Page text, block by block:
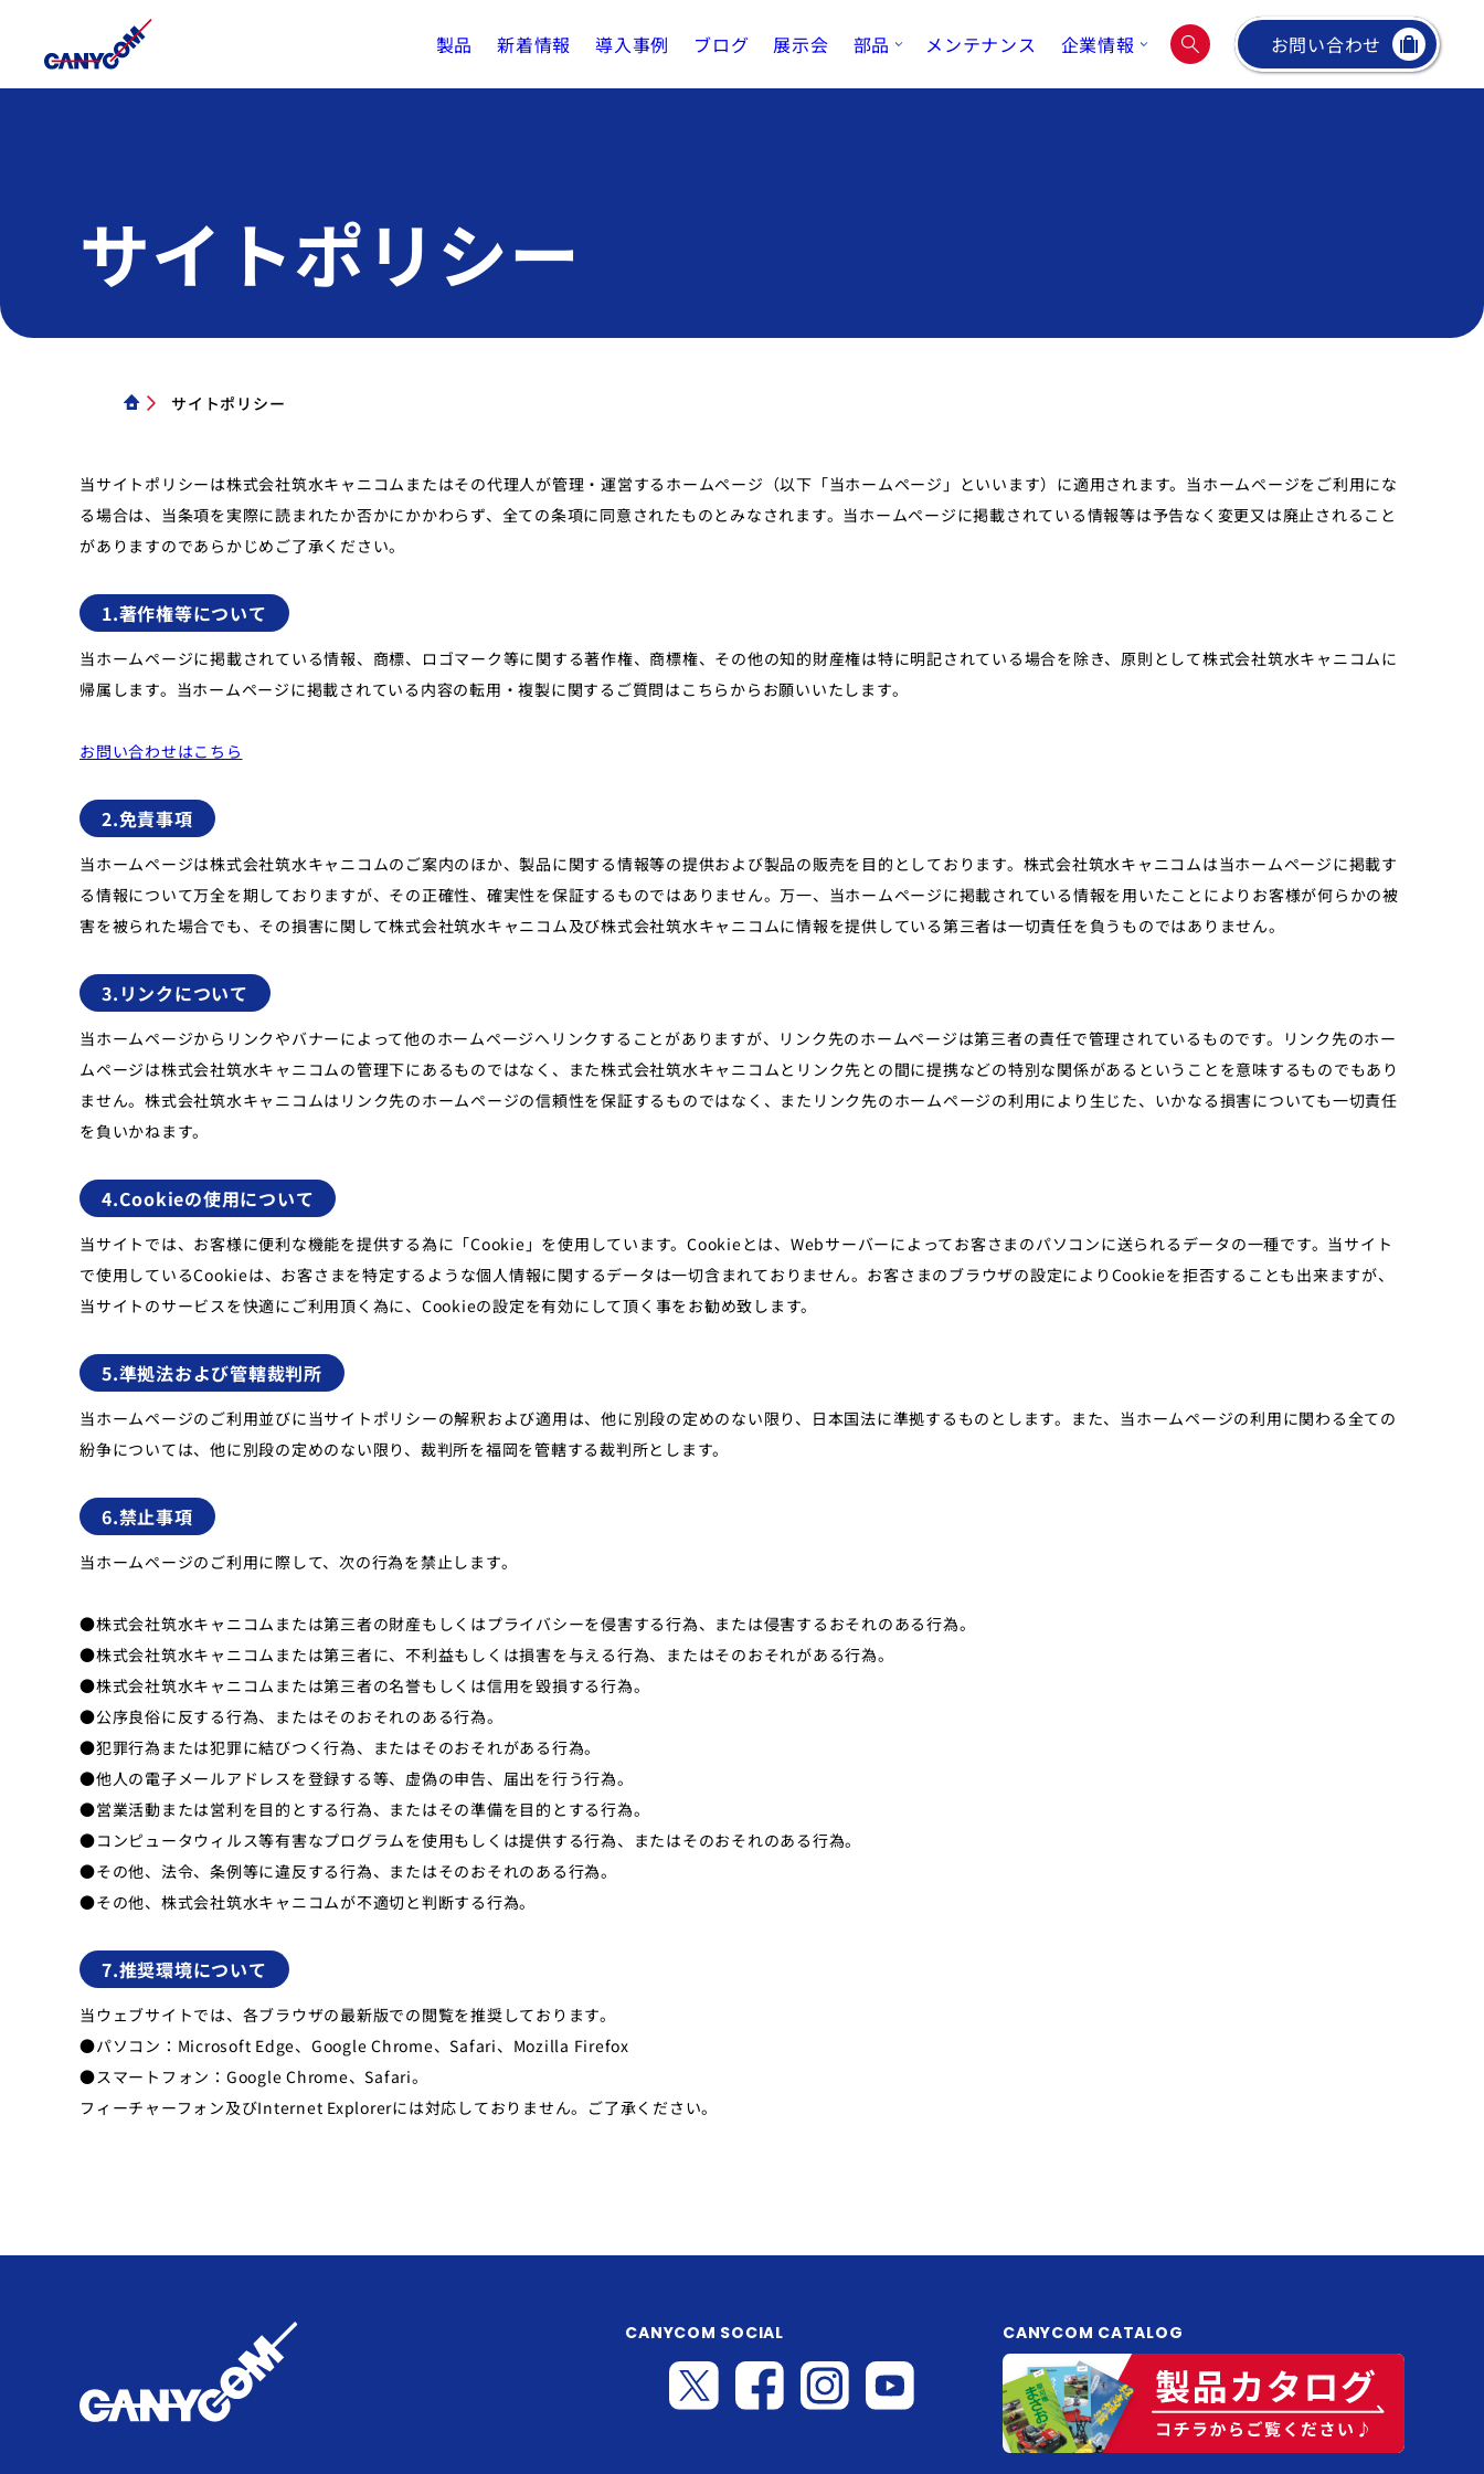
製品 新着情報 導入事例 ブログ 展示会 部品 メンテナンス 企業情報 お問い合わせ
サイトポリシー
サイトポリシー
当サイトポリシーは株式会社筑水キャニコムまたはその代理人が管理・運営するホームページ（以下「当ホームページ」といいます）に適用されます。当ホームページをご利用にな
る場合は、当条項を実際に読まれたか否かにかかわらず、全ての条項に同意されたものとみなされます。当ホームページに掲載されている情報等は予告なく変更又は廃止されること
がありますのであらかじめご了承ください。
1.著作権等について
当ホームページに掲載されている情報、商標、ロゴマーク等に関する著作権、商標権、その他の知的財産権は特に明記されている場合を除き、原則として株式会社筑水キャニコムに
帰属します。当ホームページに掲載されている内容の転用・複製に関するご質問はこちらからお願いいたします。
お問い合わせはこちら
2.免責事項
当ホームページは株式会社筑水キャニコムのご案内のほか、製品に関する情報等の提供および製品の販売を目的としております。株式会社筑水キャニコムは当ホームページに掲載す
る情報について万全を期しておりますが、その正確性、確実性を保証するものではありません。万一、当ホームページに掲載されている情報を用いたことによりお客様が何らかの被
害を被られた場合でも、その損害に関して株式会社筑水キャニコム及び株式会社筑水キャニコムに情報を提供している第三者は一切責任を負うものではありません。
3.リンクについて
当ホームページからリンクやバナーによって他のホームページへリンクすることがありますが、リンク先のホームページは第三者の責任で管理されているものです。リンク先のホー
ムページは株式会社筑水キャニコムの管理下にあるものではなく、また株式会社筑水キャニコムとリンク先との間に提携などの特別な関係があるということを意味するものでもあり
ません。株式会社筑水キャニコムはリンク先のホームページの信頼性を保証するものではなく、またリンク先のホームページの利用により生じた、いかなる損害についても一切責任
を負いかねます。
4.Cookieの使用について
当サイトでは、お客様に便利な機能を提供する為に「Cookie」を使用しています。Cookieとは、Webサーバーによってお客さまのパソコンに送られるデータの一種です。当サイト
で使用しているCookieは、お客さまを特定するような個人情報に関するデータは一切含まれておりません。お客さまのブラウザの設定によりCookieを拒否することも出来ますが、
当サイトのサービスを快適にご利用頂く為に、Cookieの設定を有効にして頂く事をお勧め致します。
5.準拠法および管轄裁判所
当ホームページのご利用並びに当サイトポリシーの解釈および適用は、他に別段の定めのない限り、日本国法に準拠するものとします。また、当ホームページの利用に関わる全ての
紛争については、他に別段の定めのない限り、裁判所を福岡を管轄する裁判所とします。
6.禁止事項
当ホームページのご利用に際して、次の行為を禁止します。
●株式会社筑水キャニコムまたは第三者の財産もしくはプライバシーを侵害する行為、または侵害するおそれのある行為。
●株式会社筑水キャニコムまたは第三者に、不利益もしくは損害を与える行為、またはそのおそれがある行為。
●株式会社筑水キャニコムまたは第三者の名誉もしくは信用を毀損する行為。
●公序良俗に反する行為、またはそのおそれのある行為。
●犯罪行為または犯罪に結びつく行為、またはそのおそれがある行為。
●他人の電子メールアドレスを登録する等、虚偽の申告、届出を行う行為。
●営業活動または営利を目的とする行為、またはその準備を目的とする行為。
●コンピュータウィルス等有害なプログラムを使用もしくは提供する行為、またはそのおそれのある行為。
●その他、法令、条例等に違反する行為、またはそのおそれのある行為。
●その他、株式会社筑水キャニコムが不適切と判断する行為。
7.推奨環境について
当ウェブサイトでは、各ブラウザの最新版での閲覧を推奨しております。
●パソコン：Microsoft Edge、Google Chrome、Safari、Mozilla Firefox
●スマートフォン：Google Chrome、Safari。
フィーチャーフォン及びInternet Explorerには対応しておりません。ご了承ください。
CANYCOM SOCIAL CANYCOM CATALOG